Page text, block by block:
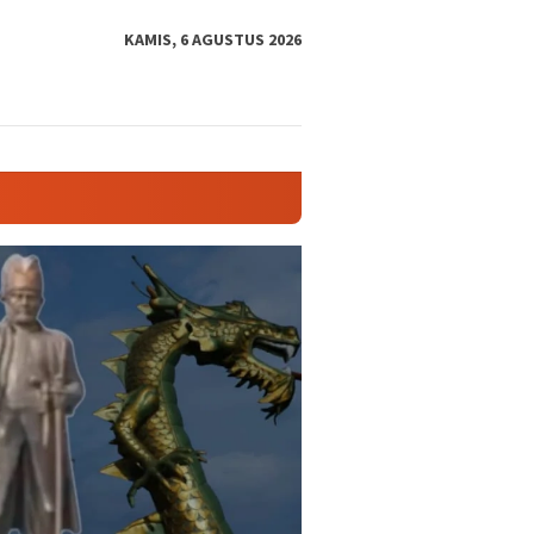
KAMIS, 6 AGUSTUS 2026